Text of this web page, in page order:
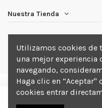
Nuestra Tienda
Utilizamos cookies de
una mejor experiencia
navegando,
Haga clic en “Aceptar"
cookies entrar